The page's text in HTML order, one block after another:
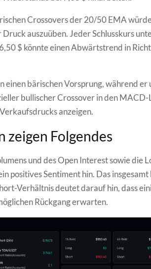
Crossovers der 20/50 EMA
auszuüben. Jeder Schlusskurs
$ könnte einen Abwärtstrend in
einen bärischen Vorsprung, während er
bullischer Crossover in den
anzeigen.
zeigen Folgendes
und des Open Interest sowie die
positives Sentiment hin. Das
Verhältnis deutet darauf hin, dass
Rückgang erwarten.